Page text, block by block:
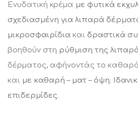
Ενυδατική κρέμα με φυτικά
σχεδιασμένη για λιπαρά
μικροσφαιρίδια και δραστικά
βοηθούν στη ρύθμιση της
δέρματος, αφήνοντάς το
και με καθαρή – ματ – όψη.
επιδερμίδες.